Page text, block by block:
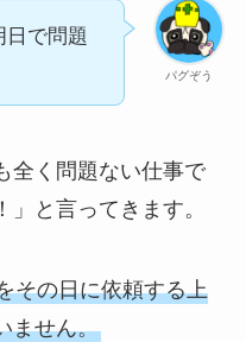
パグぞう
日で問題
全く問題ない仕事で
と言ってきます。
その日に依頼する上
ません。